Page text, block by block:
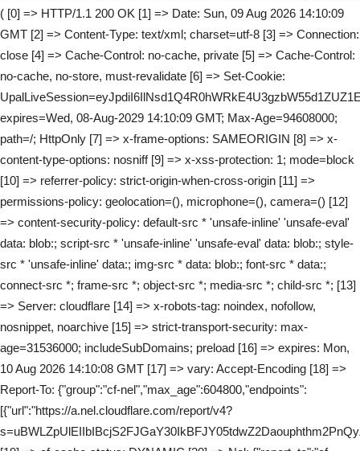
( [0] => HTTP/1.1 200 OK [1] => Date: Sun, 09 Aug 2026 14:10:09
GMT [2] => Content-Type: text/xml; charset=utf-8 [3] => Connection:
close [4] => Cache-Control: no-cache, private [5] => Cache-Control:
no-cache, no-store, must-revalidate [6] => Set-Cookie:
expires=Wed, 08-Aug-2029 14:10:09 GMT; Max-Age=94608000;
path=/; HttpOnly [7] => x-frame-options: SAMEORIGIN [8] => x-
content-type-options: nosniff [9] => x-xss-protection: 1; mode=block
[10] => referrer-policy: strict-origin-when-cross-origin [11] =>
permissions-policy: geolocation=(), microphone=(), camera=() [12]
=> content-security-policy: default-src * 'unsafe-inline' 'unsafe-eval'
data: blob:; script-src * 'unsafe-inline' 'unsafe-eval' data: blob:; style-
src * 'unsafe-inline' data:; img-src * data: blob:; font-src * data:;
connect-src *; frame-src *; object-src *; media-src *; child-src *; [13]
=> Server: cloudflare [14] => x-robots-tag: noindex, nofollow,
nosnippet, noarchive [15] => strict-transport-security: max-
age=31536000; includeSubDomains; preload [16] => expires: Mon,
10 Aug 2026 14:10:08 GMT [17] => vary: Accept-Encoding [18] =>
Report-To: {"group":"cf-nel","max_age":604800,"endpoints":
[{"url":"https://a.nel.cloudflare.com/report/v4?